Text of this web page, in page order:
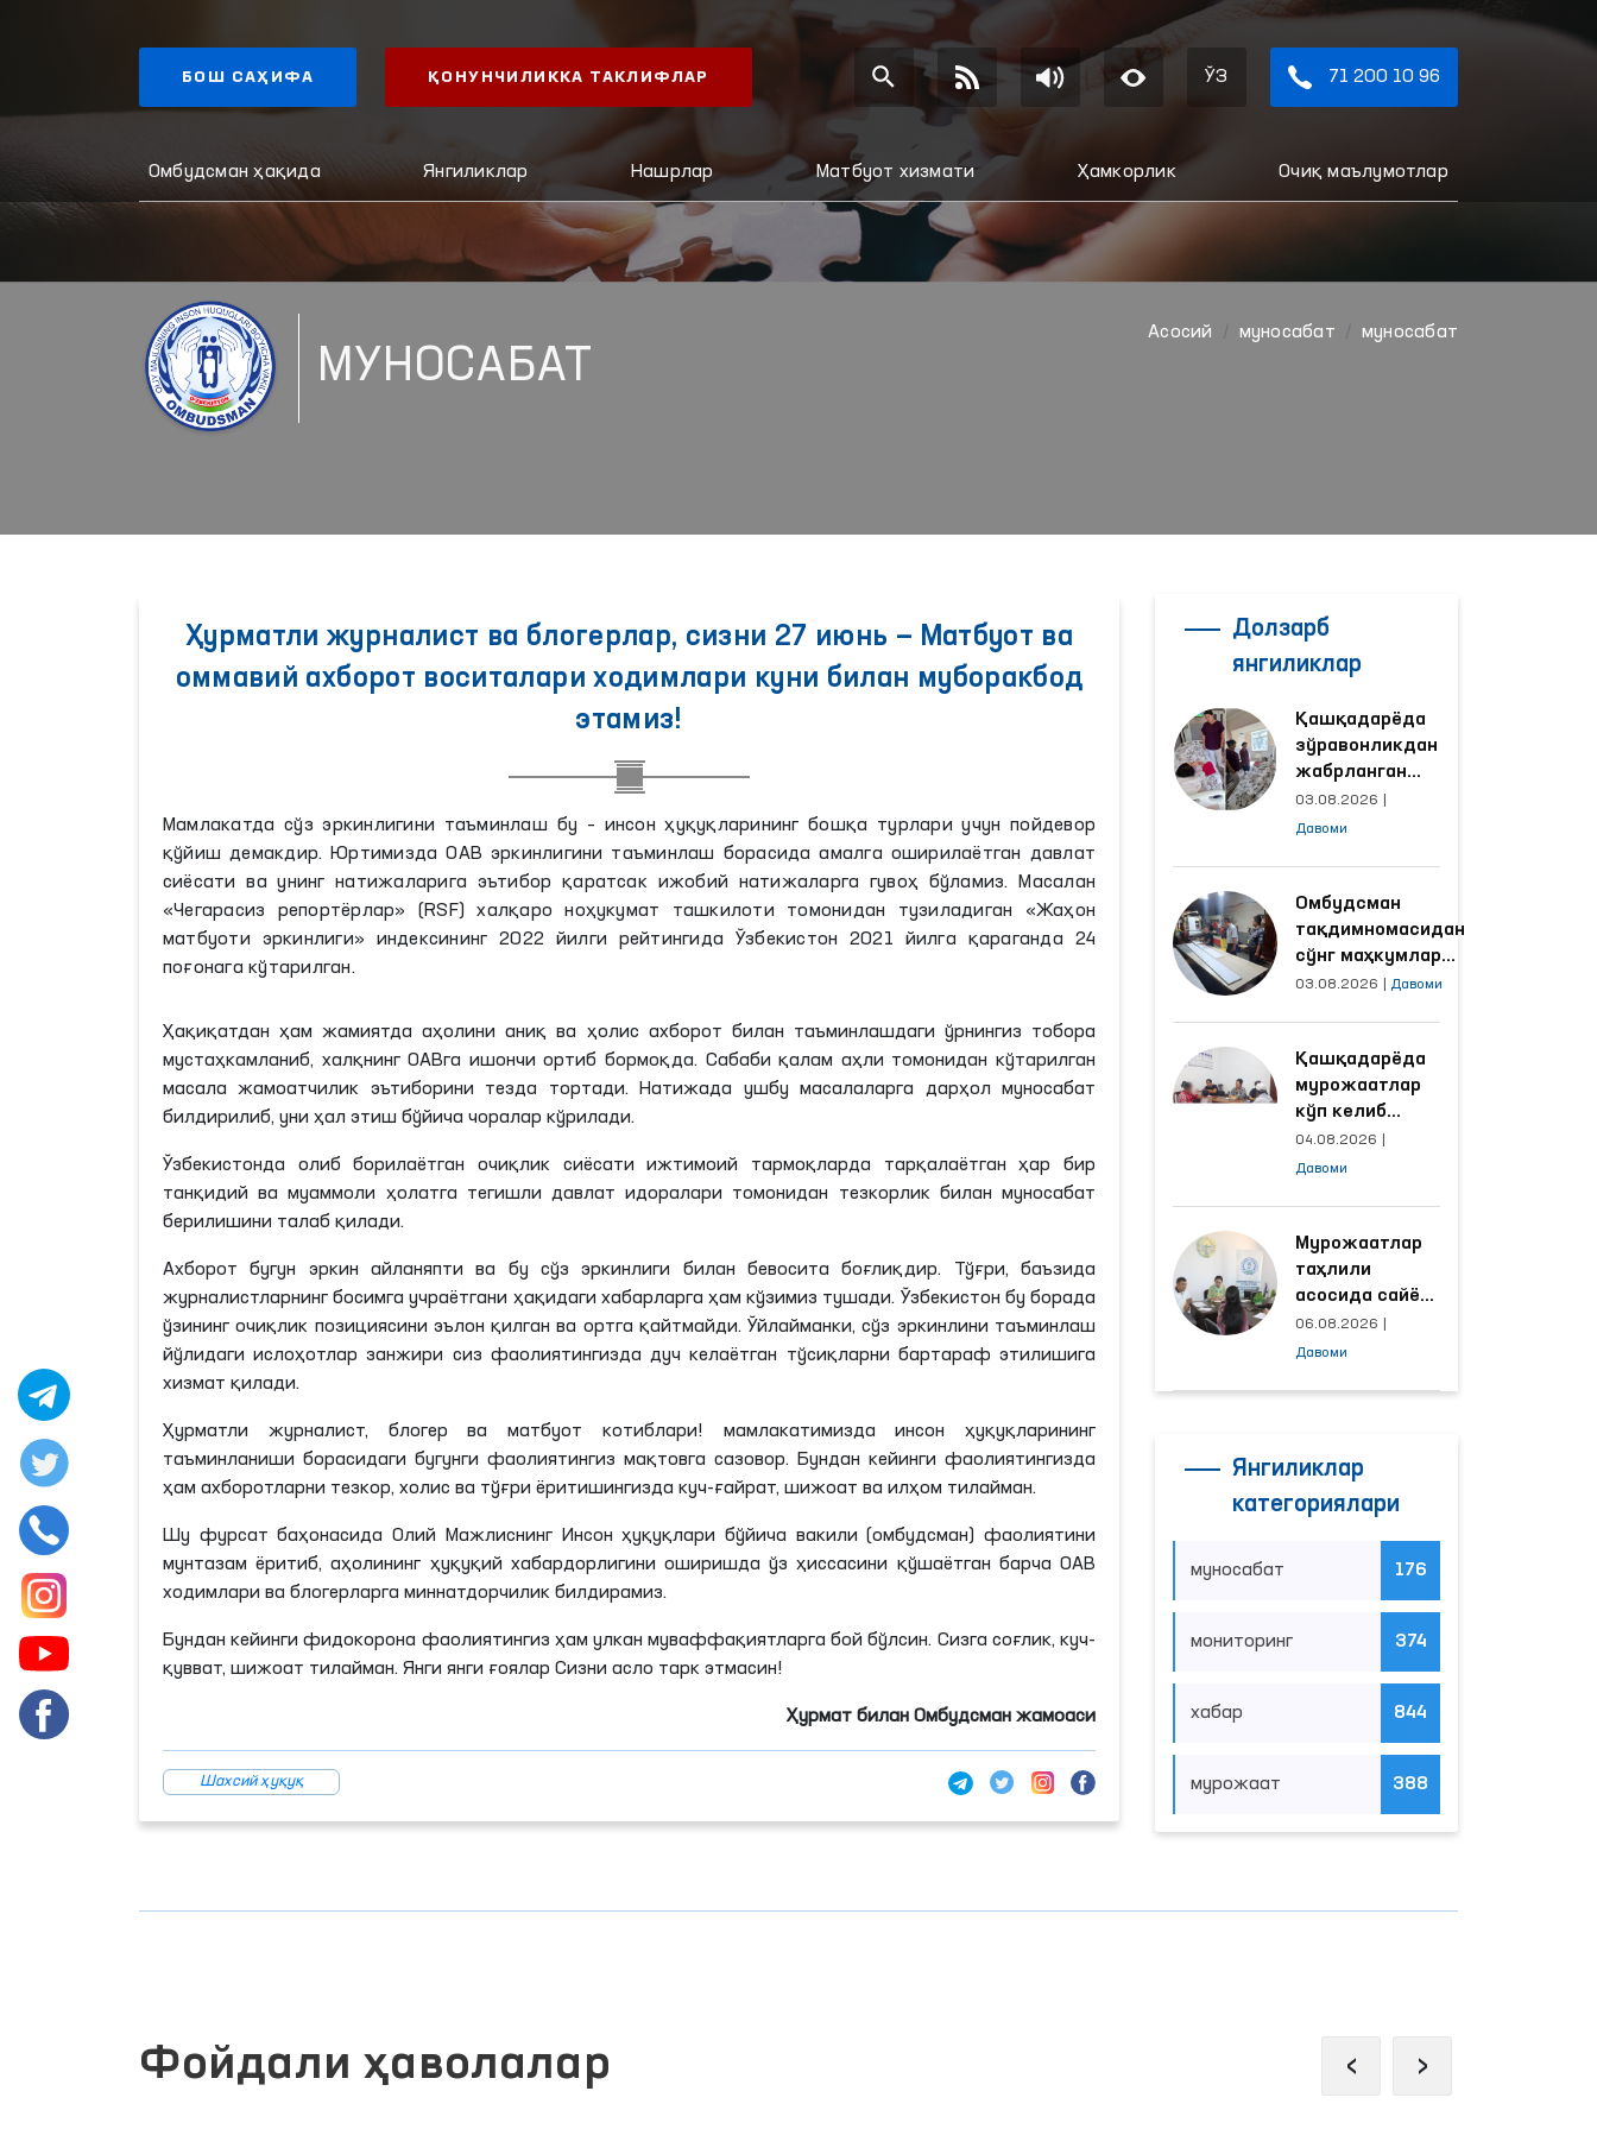
БОШ САҲИФА ҚОНУНЧИЛИККА ТАКЛИФЛАР ЎЗ 71 200 10 96
Омбудсман ҳақида Янгиликлар Нашрлар Матбуот хизмати Ҳамкорлик Очиқ маълумотлар
МУНОСАБАТ
Aсосий муносабат муносабат
Ҳурматли журналист ва блогерлар, сизни 27 июнь — Матбуот ва
оммавий ахборот воситалари ходимлари куни билан муборакбод
этамиз!
Мамлакатда сўз эркинлигини таъминлаш бу – инсон ҳуқуқларининг бошқа турлари учун пойдевор
қўйиш демакдир. Юртимизда ОАВ эркинлигини таъминлаш борасида амалга оширилаётган давлат
сиёсати ва унинг натижаларига эътибор қаратсак ижобий натижаларга гувоҳ бўламиз. Масалан
«Чегарасиз репортёрлар» (RSF) халқаро ноҳукумат ташкилоти томонидан тузиладиган «Жаҳон
матбуоти эркинлиги» индексининг 2022 йилги рейтингида Ўзбекистон 2021 йилга қараганда 24
поғонага кўтарилган.
Ҳақиқатдан ҳам жамиятда аҳолини аниқ ва ҳолис ахборот билан таъминлашдаги ўрнингиз тобора
мустаҳкамланиб, халқнинг ОАВга ишончи ортиб бормоқда. Сабаби қалам аҳли томонидан кўтарилган
масала жамоатчилик эътиборини тезда тортади. Натижада ушбу масалаларга дарҳол муносабат
билдирилиб, уни ҳал этиш бўйича чоралар кўрилади.
Ўзбекистонда олиб борилаётган очиқлик сиёсати ижтимоий тармоқларда тарқалаётган ҳар бир
танқидий ва муаммоли ҳолатга тегишли давлат идоралари томонидан тезкорлик билан муносабат
берилишини талаб қилади.
Ахборот бугун эркин айланяпти ва бу сўз эркинлиги билан бевосита боғлиқдир. Тўғри, баъзида
журналистларнинг босимгаучраётгани ҳақидаги хабарларга ҳам кўзимиз тушади. Ўзбекистон бу борада
ўзининг очиқлик позициясини эълон қилган ва ортга қайтмайди.Ўйлайманки, сўз эркинлини таъминлаш
йўлидаги ислоҳотлар занжири сиз фаолиятингизда дуч келаётган тўсиқларни бартараф этилишига
хизмат қилади.
Ҳурматли журналист, блогер ва матбуот котиблари! мамлакатимизда инсон ҳуқуқларининг
таъминланиши борасидаги бугунги фаолиятингиз мақтовга сазовор. Бундан кейинги фаолиятингизда
ҳам ахборотларни тезкор, холис ва тўғри ёритишингизда куч-ғайрат, шижоат ва илҳом тилайман.
Шу фурсат баҳонасида Олий Мажлиснинг Инсон ҳуқуқлари бўйича вакили (омбудсман) фаолиятини
мунтазам ёритиб, аҳолининг ҳуқуқий хабардорлигини оширишда ўз ҳиссасини қўшаётган барча ОАВ
ходимлари ва блогерларга миннатдорчилик билдирамиз.
Бундан кейинги фидокорона фаолиятингиз ҳам улкан муваффақиятларга бой бўлсин. Сизга соғлик, куч-
қувват, шижоат тилайман. Янги янги ғоялар Сизни асло тарк этмасин!
Ҳурмат билан Омбудсман жамоаси
Шахсий ҳуқуқ
Долзарб
янгиликлар
Қашқадарёда
зўравонликдан
жабрланган
аёлнинг ҳолати
Омбудсман
03.08.2026
Давоми
Омбудсман
тақдимномасидан
сўнг маҳкумлар
меҳнат қилаётган
яхшиланди
03.08.2026 Давоми
Қашқадарёда
мурожаатлар
кўп келиб
тушаётган
ҳудудлар
ишлаш йўлга
қўйилди
04.08.2026
Давоми
Мурожаатлар
таҳлили
асосида сайёр
қабул
ўтказиладиган
06.08.2026
Давоми
Янгиликлар
категориялари
муносабат 176
мониторинг 374
хабар 844
мурожаат 388
Фойдали ҳаволалар ‹ ›